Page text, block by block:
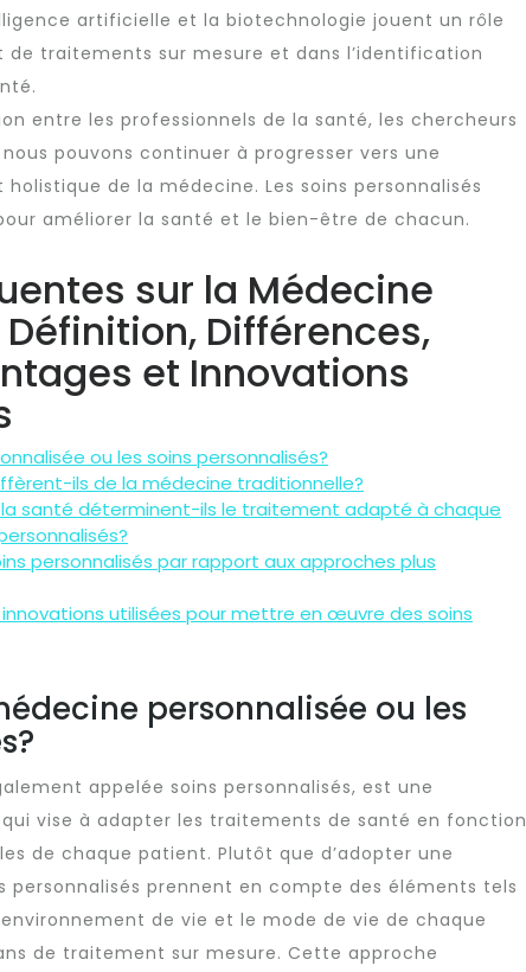
artificielle et la biotechnologie jouent un rôle
traitements sur mesure et dans l’identification
entre les professionnels de la santé, les chercheurs
pouvons continuer à progresser vers une
de la médecine. Les soins personnalisés
améliorer la santé et le bien-être de chacun.
sur la Médecine
Différences,
et Innovations
ou les soins personnalisés?
ils de la médecine traditionnelle?
santé déterminent-ils le traitement adapté à chaque
personnalisés par rapport aux approches plus
utilisées pour mettre en œuvre des soins
personnalisée ou les
appelée soins personnalisés, est une
vise à adapter les traitements de santé en fonction
de chaque patient. Plutôt que d’adopter une
personnalisés prennent en compte des éléments tels
de vie et le mode de vie de chaque
de traitement sur mesure. Cette approche